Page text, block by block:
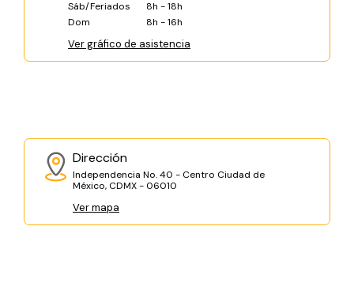
Sáb/Feriados
8h - 18h
Dom
8h - 16h
Ver gráfico de asistencia
Dirección
Independencia No. 40 - Centro Ciudad de
México, CDMX - 06010
Ver mapa